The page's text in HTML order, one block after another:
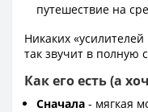
путешествие на
Никаких
так звучит в полную
Как его есть (а
Сначала - мягкая